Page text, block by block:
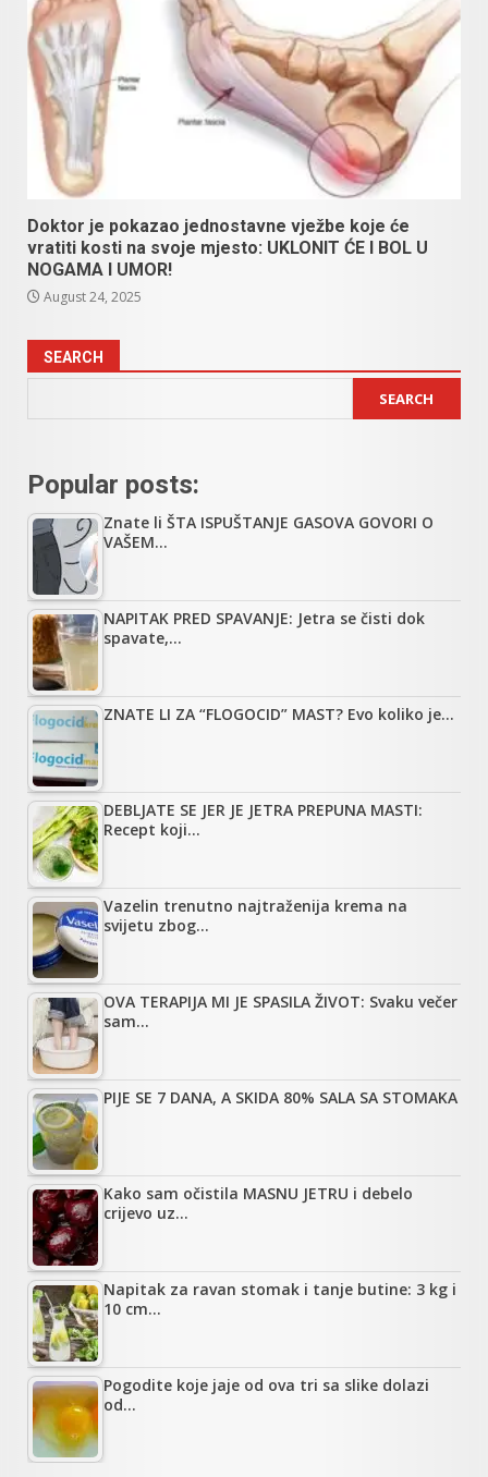
Doktor je pokazao jednostavne vježbe koje će
vratiti kosti na svoje mjesto: UKLONIT ĆE I BOL U
NOGAMA I UMOR!
August 24, 2025
SEARCH
SEARCH
Popular posts:
Znate li ŠTA ISPUŠTANJE GASOVA GOVORI O
VAŠEM…
NAPITAK PRED SPAVANJE: Jetra se čisti dok
spavate,…
ZNATE LI ZA “FLOGOCID” MAST? Evo koliko je…
DEBLJATE SE JER JE JETRA PREPUNA MASTI:
Recept koji…
Vazelin trenutno najtraženija krema na
svijetu zbog…
OVA TERAPIJA MI JE SPASILA ŽIVOT: Svaku večer
sam…
PIJE SE 7 DANA, A SKIDA 80% SALA SA STOMAKA
Kako sam očistila MASNU JETRU i debelo
crijevo uz…
Napitak za ravan stomak i tanje butine: 3 kg i
10 cm…
Pogodite koje jaje od ova tri sa slike dolazi
od…